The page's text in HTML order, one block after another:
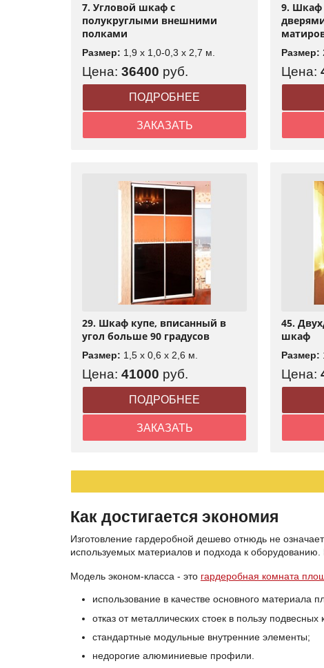
7. Угловой шкаф с
полукруглыми внешними
полками
Размер: 1,9 x 1,0-0,3 x 2,7 м.
Цена: 36400 руб.
ПОДРОБНЕЕ
ЗАКАЗАТЬ
9. Шкаф
Размер:
Цена:
29. Шкаф купе, вписанный в
угол больше 90 градусов
Размер: 1,5 x 0,6 x 2,6 м.
Цена: 41000 руб.
ПОДРОБНЕЕ
ЗАКАЗАТЬ
45.
шкаф
Размер:
Цена:
Как достигается экономия
Изготовление гардеробной дешево отнюдь не
используемых материалов и подхода к
Модель эконом-класса - это гардеробная комната
использование в качестве основного материала
отказ от металлических стоек в пользу подвесных
стандартные модульные внутренние элементы;
недорогие алюминиевые профили.